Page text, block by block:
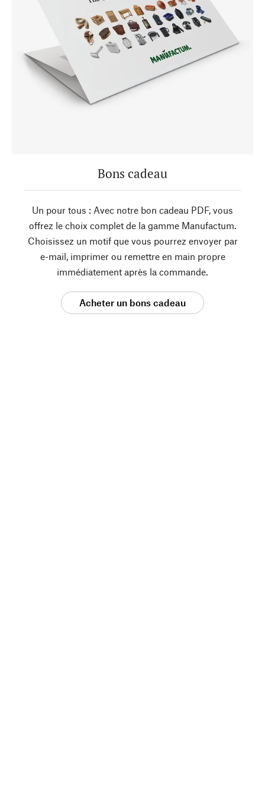
Bons cadeau
Un pour tous : Avec notre bon cadeau PDF, vous
offrez le choix complet de la gamme Manufactum.
Choisissez un motif que vous pourrez envoyer par
e-mail, imprimer ou remettre en main propre
immédiatement après la commande.
Acheter un bons cadeau